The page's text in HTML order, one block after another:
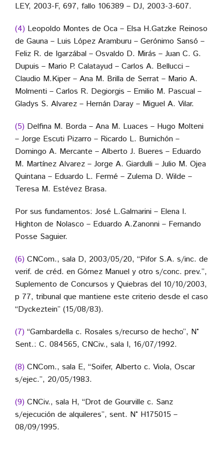
LEY, 2003-F, 697, fallo 106389 – DJ, 2003-3-607.
(4) Leopoldo Montes de Oca – Elsa H.Gatzke Reinoso
de Gauna – Luis López Aramburu – Gerónimo Sansó –
Feliz R. de Igarzábal – Osvaldo D. Mirás – Juan C. G.
Dupuis – Mario P. Calatayud – Carlos A. Bellucci –
Claudio M.Kiper – Ana M. Brilla de Serrat – Mario A.
Molmenti – Carlos R. Degiorgis – Emilio M. Pascual –
Gladys S. Alvarez – Hernán Daray – Miguel A. Vilar.
(5) Delfina M. Borda – Ana M. Luaces – Hugo Molteni
– Jorge Escuti Pizarro – Ricardo L. Burnichón –
Domingo A. Mercante – Alberto J. Bueres – Eduardo
M. Martínez Alvarez – Jorge A. Giardulli – Julio M. Ojea
Quintana – Eduardo L. Fermé – Zulema D. Wilde –
Teresa M. Estévez Brasa.
Por sus fundamentos: José L.Galmarini – Elena I.
Highton de Nolasco – Eduardo A.Zanonni – Fernando
Posse Saguier.
(6) CNCom., sala D, 2003/05/20, “Pifor S.A. s/inc. de
verif. de créd. en Gómez Manuel y otro s/conc. prev.”,
Suplemento de Concursos y Quiebras del 10/10/2003,
p 77, tribunal que mantiene este criterio desde el caso
“Dyckeztein” (15/08/83).
(7) “Gambardella c. Rosales s/recurso de hecho”, N°
Sent.: C. 084565, CNCiv., sala I, 16/07/1992.
(8) CNCom., sala E, “Soifer, Alberto c. Viola, Oscar
s/ejec.”, 20/05/1983.
(9) CNCiv., sala H, “Drot de Gourville c. Sanz
s/ejecución de alquileres”, sent. N° H175015 –
08/09/1995.